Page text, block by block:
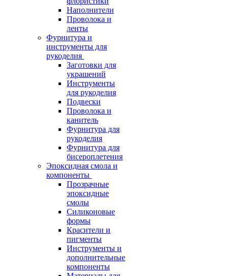
Наполнители
Проволока и
ленты
Фурнитура и
инструменты для
рукоделия
Заготовки для
украшений
Инструменты
для рукоделия
Подвески
Проволока и
канитель
Фурнитура для
рукоделия
Фурнитура для
бисероплетения
Эпоксидная смола и
компоненты
Прозрачные
эпоксидные
смолы
Силиконовые
формы
Красители и
пигменты
Инструменты и
дополнительные
компоненты